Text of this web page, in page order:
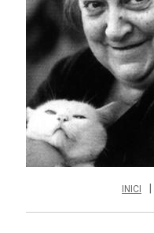
INICI